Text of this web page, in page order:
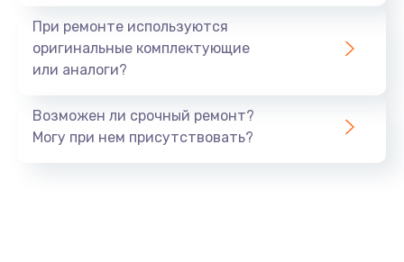
Заказать
Заказать
При ремонте используются
оригинальные комплектующие
или аналоги?
Возможен ли срочный ремонт?
Могу при нем присутствовать?